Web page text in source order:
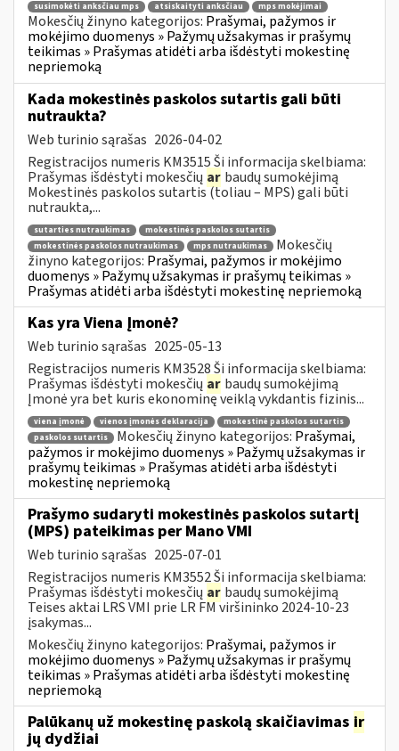
susimokėti anksčiau mps atsiskaityti anksčiau mps mokėjimai
Mokesčių žinyno kategorijos: Prašymai, pažymos ir
mokėjimo duomenys » Pažymų užsakymas ir prašymų
teikimas » Prašymas atidėti arba išdėstyti mokestinę
nepriemoką
Kada mokestinės paskolos sutartis gali būti
nutraukta?
Web turinio sąrašas 2026-04-02
Registracijos numeris KM3515 Ši informacija skelbiama:
Prašymas išdėstyti mokesčių ar baudų sumokėjimą
Mokestinės paskolos sutartis (toliau – MPS) gali būti
nutraukta,...
sutarties nutraukimas
mokestinės paskolos sutartis
mokestinės paskolos nutraukimas
mps nutraukimas
Mokesčių
žinyno kategorijos: Prašymai, pažymos ir mokėjimo
duomenys » Pažymų užsakymas ir prašymų teikimas »
Prašymas atidėti arba išdėstyti mokestinę nepriemoką
Kas yra Viena Įmonė?
Web turinio sąrašas 2025-05-13
Registracijos numeris KM3528 Ši informacija skelbiama:
Prašymas išdėstyti mokesčių ar baudų sumokėjimą
Įmonė yra bet kuris ekonominę veiklą vykdantis fizinis...
viena įmonė vienos įmonės deklaracija
mokestinė paskolos sutartis
paskolos sutartis
Mokesčių žinyno kategorijos: Prašymai,
pažymos ir mokėjimo duomenys » Pažymų užsakymas ir
prašymų teikimas » Prašymas atidėti arba išdėstyti
mokestinę nepriemoką
Prašymo sudaryti mokestinės paskolos sutartį
(MPS) pateikimas per Mano VMI
Web turinio sąrašas 2025-07-01
Registracijos numeris KM3552 Ši informacija skelbiama:
Prašymas išdėstyti mokesčių ar baudų sumokėjimą
Teises aktai LRS VMI prie LR FM viršininko 2024-10-23
įsakymas...
Mokesčių žinyno kategorijos: Prašymai, pažymos ir
mokėjimo duomenys » Pažymų užsakymas ir prašymų
teikimas » Prašymas atidėti arba išdėstyti mokestinę
nepriemoką
Palūkanų už mokestinę paskolą skaičiavimas ir
jų dydžiai